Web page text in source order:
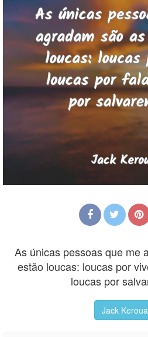
As únicas pessoas que me
estão loucas: loucas por
loucas por
Jack